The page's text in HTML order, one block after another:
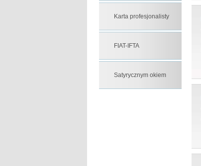
Karta profesjonalisty
FIAT-IFTA
Satyrycznym okiem